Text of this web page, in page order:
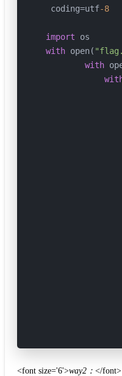
coding=utf-8
import
with open(
with
<font size='6'>way2： </font>